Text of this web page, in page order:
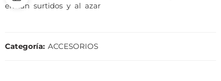
envian surtidos y al azar
Categoría: ACCESORIOS